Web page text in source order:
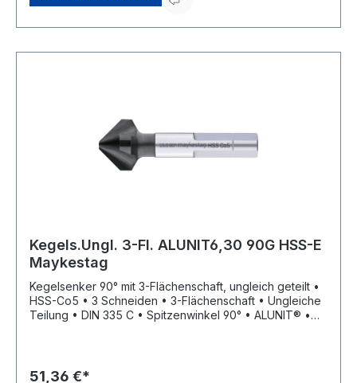
Kegels.Ungl. 3-Fl. ALUNIT6,30 90G HSS-E
Maykestag
Kegelsenker 90° mit 3-Flächenschaft, ungleich geteilt •
HSS-Co5 • 3 Schneiden • 3-Flächenschaft • Ungleiche
Teilung • DIN 335 C • Spitzenwinkel 90° • ALUNIT® •
Bohrungen aller Art • Sehr gute Schneideigenschaften
51,36 €*